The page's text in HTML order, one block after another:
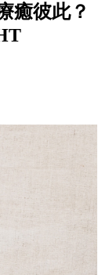
癒彼此？